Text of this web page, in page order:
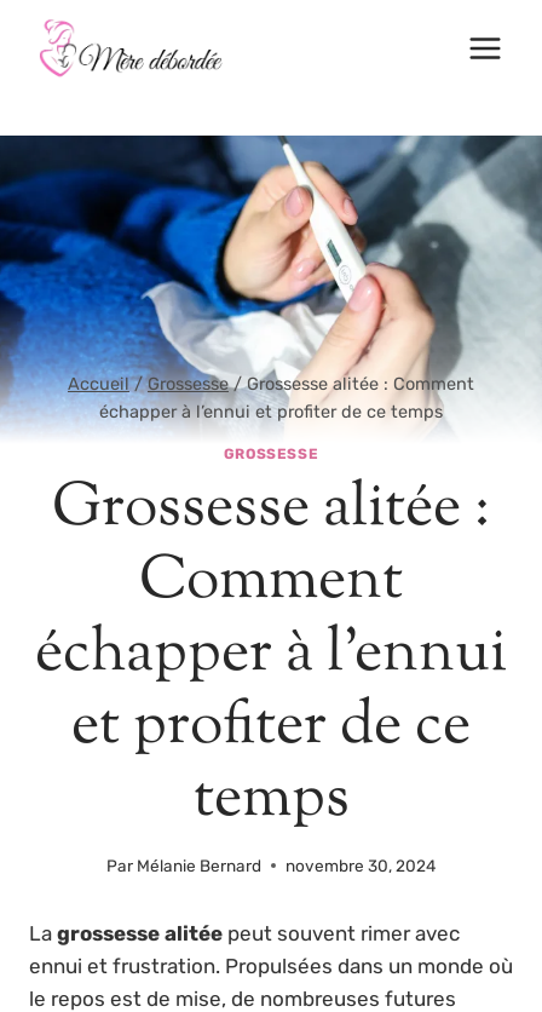
contenu
Accueil / Grossesse / Grossesse alitée : Comment
échapper à l’ennui et profiter de ce temps
GROSSESSE
Grossesse alitée :
Comment
échapper à l’ennui
et profiter de ce
temps
Par Mélanie Bernard novembre 30, 2024
La grossesse alitée peut souvent rimer avec
ennui et frustration. Propulsées dans un monde où
le repos est de mise, de nombreuses futures